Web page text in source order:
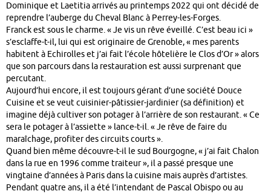
Dominique et Laetitia arrivés au printemps 2022 qui ont décidé de
reprendre l’auberge du Cheval Blanc à Perrey-les-Forges.
Franck est sous le charme. « Je vis un rêve éveillé. C’est beau ici »
s’esclaffe-t-il, lui qui est originaire de Grenoble, « mes parents
habitent à Echirolles et j’ai fait l’école hôtelière le Clos d’Or » alors
que son parcours dans la restauration est aussi surprenant que
percutant.
Aujourd’hui encore, il est toujours gérant d’une société Douce
Cuisine et se veut cuisinier-pâtissier-jardinier (sa définition) et
imagine déjà cultiver son potager à l’arrière de son restaurant. « Ce
sera le potager à l’assiette » lance-t-il. « Je rêve de faire du
maraîchage, profiter des circuits courts ».
Quand bien même découvre-t-il le sud Bourgogne, « j’ai fait Chalon
dans la rue en 1996 comme traiteur », il a passé presque une
vingtaine d’années à Paris dans la cuisine mais auprès d’artistes.
Pendant quatre ans, il a été l’intendant de Pascal Obispo ou au